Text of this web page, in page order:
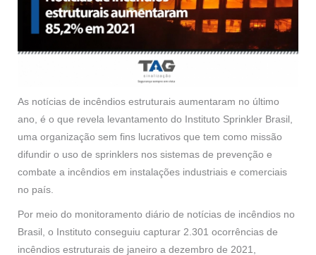
As notícias de incêndios estruturais aumentaram no último
ano, é o que revela levantamento do Instituto Sprinkler Brasil,
uma organização sem fins lucrativos que tem como missão
difundir o uso de sprinklers nos sistemas de prevenção e
combate a incêndios em instalações industriais e comerciais
no país.
Por meio do monitoramento diário de notícias de incêndios no
Brasil, o Instituto conseguiu capturar 2.301 ocorrências de
incêndios estruturais de janeiro a dezembro de 2021,